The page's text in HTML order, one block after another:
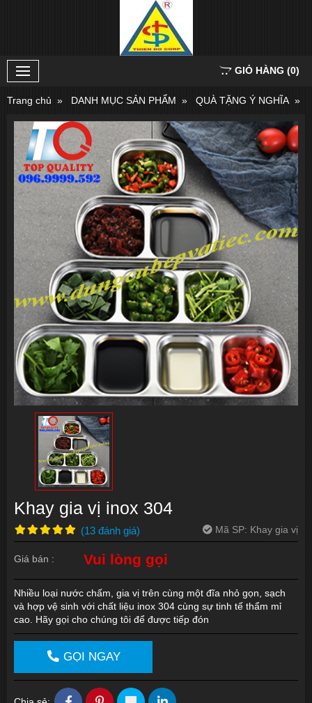
GIỎ HÀNG (0)
Trang chủ DANH MỤC SẢN PHẨM QUÀ TẶNG Ý NGHĨA
Khay gia vị inox 304
(13 đánh giá) Mã SP: Khay gia vị
Giá bán : Vui lòng gọi
Nhiều loại nước chấm, gia vị trên cùng một đĩa nhỏ gọn, sạch
và hợp vệ sinh với chất liệu inox 304 cùng sự tinh tế thẩm mỉ
cao. Hãy gọi cho chúng tôi để được tiếp đón
GỌI NGAY